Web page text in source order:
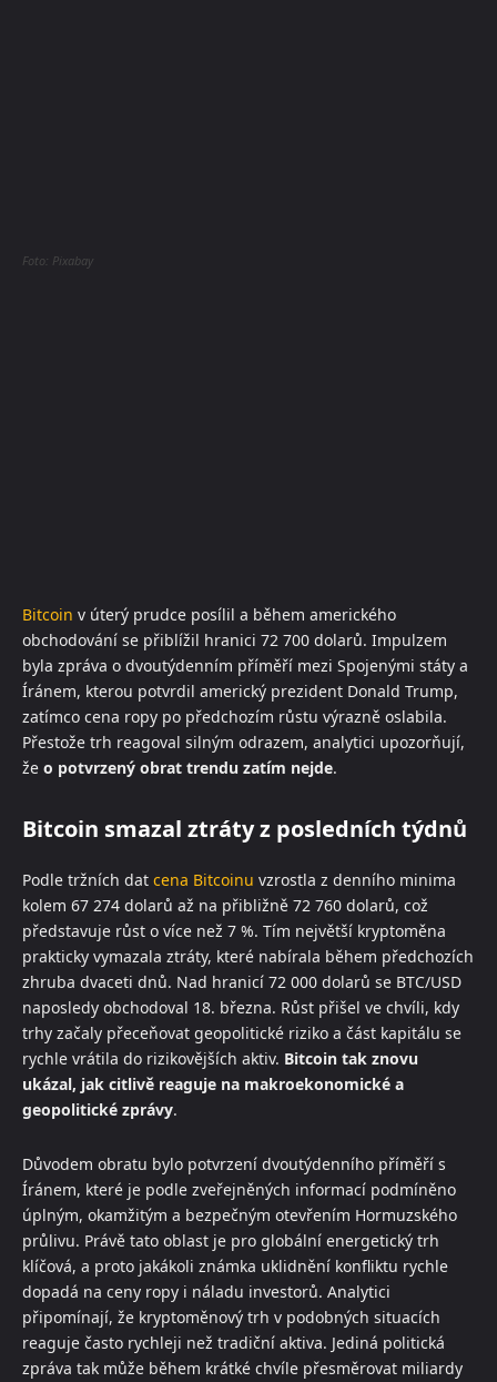
Foto: Pixabay
Bitcoin v úterý prudce posílil a během amerického
obchodování se přiblížil hranici 72 700 dolarů. Impulzem
byla zpráva o dvoutýdenním příměří mezi Spojenými státy a
Íránem, kterou potvrdil americký prezident Donald Trump,
zatímco cena ropy po předchozím růstu výrazně oslabila.
Přestože trh reagoval silným odrazem, analytici upozorňují,
že o potvrzený obrat trendu zatím nejde.
Bitcoin smazal ztráty z posledních týdnů
Podle tržních dat cena Bitcoinu vzrostla z denního minima
kolem 67 274 dolarů až na přibližně 72 760 dolarů, což
představuje růst o více než 7 %. Tím největší kryptoměna
prakticky vymazala ztráty, které nabírala během předchozích
zhruba dvaceti dnů. Nad hranicí 72 000 dolarů se BTC/USD
naposledy obchodoval 18. března. Růst přišel ve chvíli, kdy
trhy začaly přeceňovat geopolitické riziko a část kapitálu se
rychle vrátila do rizikovějších aktiv. Bitcoin tak znovu
ukázal, jak citlivě reaguje na makroekonomické a
geopolitické zprávy.
Důvodem obratu bylo potvrzení dvoutýdenního příměří s
Íránem, které je podle zveřejněných informací podmíněno
úplným, okamžitým a bezpečným otevřením Hormuzského
průlivu. Právě tato oblast je pro globální energetický trh
klíčová, a proto jakákoli známka uklidnění konfliktu rychle
dopadá na ceny ropy i náladu investorů. Analytici
připomínají, že kryptoměnový trh v podobných situacích
reaguje často rychleji než tradiční aktiva. Jediná politická
zpráva tak může během krátké chvíle přesměrovat miliardy